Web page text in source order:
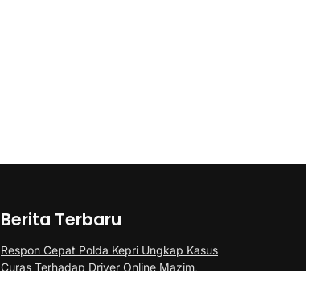
Berita Terbaru
Respon Cepat Polda Kepri Ungkap Kasus
Curas Terhadap Driver Online Mazim,